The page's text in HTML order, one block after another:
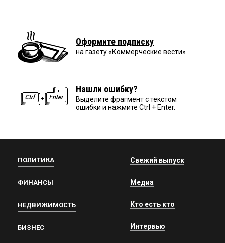
Оформите подписку
на газету «Коммерческие вести»
Нашли ошибку?
Выделите фрагмент с текстом
ошибки и нажмите Ctrl + Enter.
ПОЛИТИКА
ФИНАНСЫ
НЕДВИЖИМОСТЬ
БИЗНЕС
Свежий выпуск
Медиа
Кто есть кто
Интервью